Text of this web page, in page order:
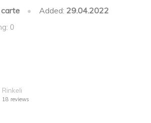
• Added: 29.04.2022
0
Rinkeli
18 reviews